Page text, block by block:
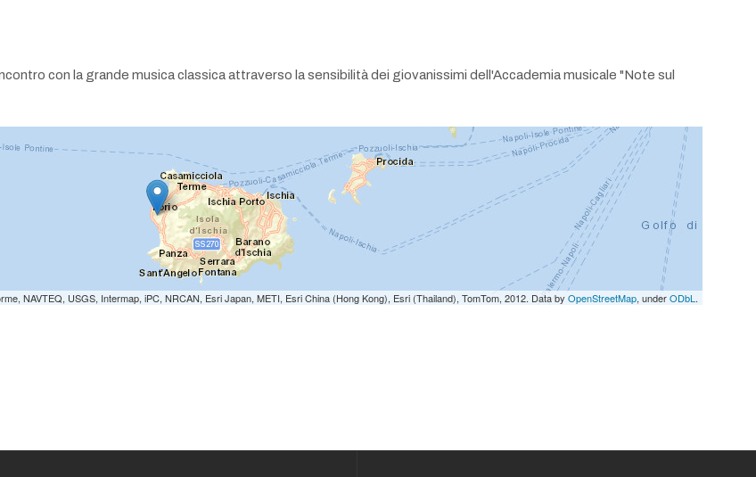
con la grande musica classica attraverso la sensibilità dei giovanissimi dell'Accademia musicale "Note sul
NAVTEQ, USGS, Intermap, iPC, NRCAN, Esri Japan, METI, Esri China (Hong Kong), Esri (Thailand), TomTom, 2012. Data byOpenStreetMap, underODbL.